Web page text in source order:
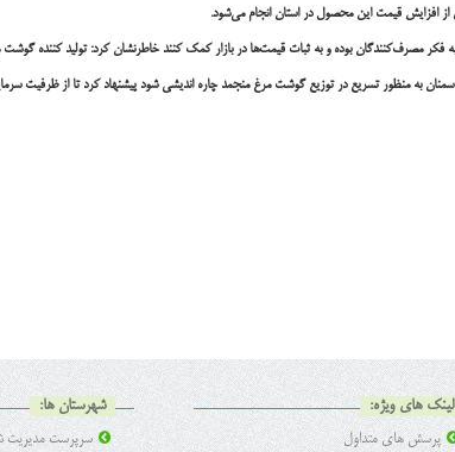
افزایش قیمت این محصول در استان انجام می‌شود.
مصرف‌کنندگان بوده و به ثبات قیمت‌ها در بازار کمک کنند خاطرنشان کرد: تولید کننده
سمنان به منظور تسریع در توزیع گوشت مرغ منجمد چاره اندیشی شود پیشنهاد کرد تا از
شهرستان ها:
سرپرست مدیریت
لینک های ویژه:
پرسش های متداول